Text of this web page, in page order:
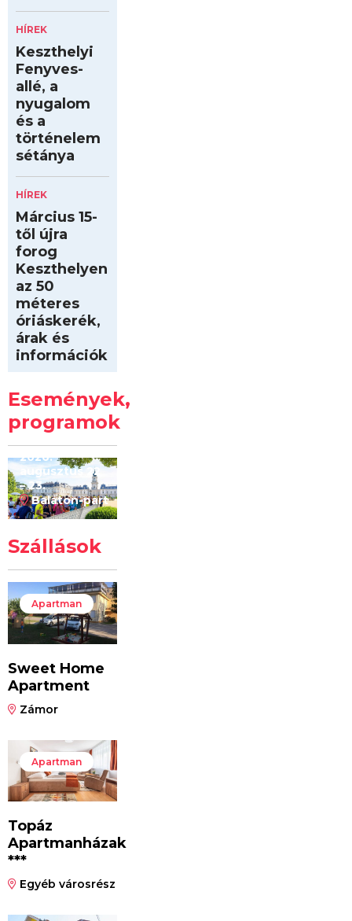
HÍREK
Keszthelyi
Fenyves-
allé, a
nyugalom
és a
történelem
sétánya
HÍREK
Március 15-
től újra
forog
Keszthelyen
az 50
méteres
óriáskerék,
árak és
információk
Események,
programok
Kilóméterek
2026
2026.
augusztus 22
– 23.
Balaton-part
Szállások
Apartman
Sweet Home
Apartment
Zámor
Apartman
Topáz
Apartmanházak
***
Egyéb városrész